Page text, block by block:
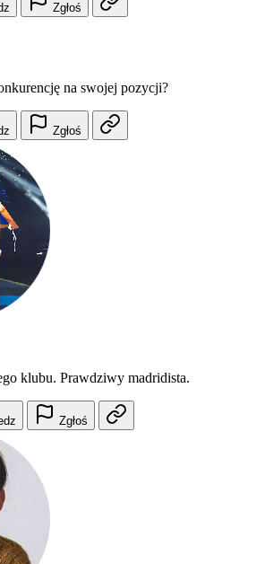
Zgłoś
na swojej pozycji?
Zgłoś
klubu. Prawdziwy madridista.
Zgłoś